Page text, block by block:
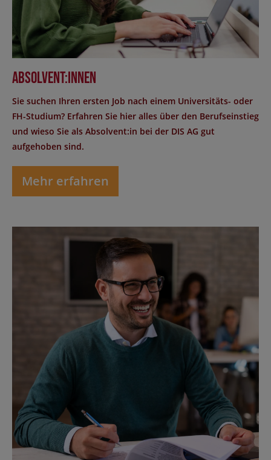
Absolvent:innen
Sie suchen Ihren ersten Job nach einem Universitäts- oder
FH-Studium? Erfahren Sie hier alles über den Berufseinstieg
und wieso Sie als Absolvent:in bei der DIS AG gut
aufgehoben sind.
Mehr erfahren